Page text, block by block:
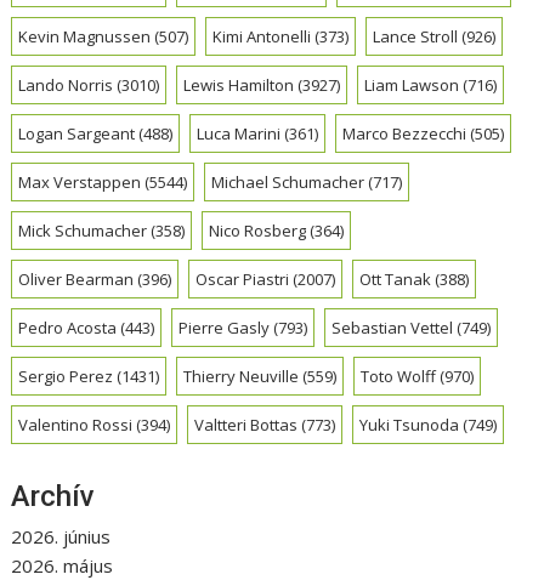
Kevin Magnussen (507) Kimi Antonelli (373) Lance Stroll (926)
Lando Norris (3010) Lewis Hamilton (3927) Liam Lawson (716)
Logan Sargeant(488) Luca Marini (361) Marco Bezzecchi (505)
Max Verstappen (5544) Michael Schumacher(717)
Mick Schumacher(358) Nico Rosberg(364)
Oliver Bearman (396) Oscar Piastri (2007) Ott Tanak (388)
Pedro Acosta (443) Pierre Gasly(793) Sebastian Vettel (749)
Sergio Perez (1431) Thierry Neuville (559) Toto Wolff(970)
Valentino Rossi (394) Valtteri Bottas (773) Yuki Tsunoda (749)
Archív
2026. június
2026. május